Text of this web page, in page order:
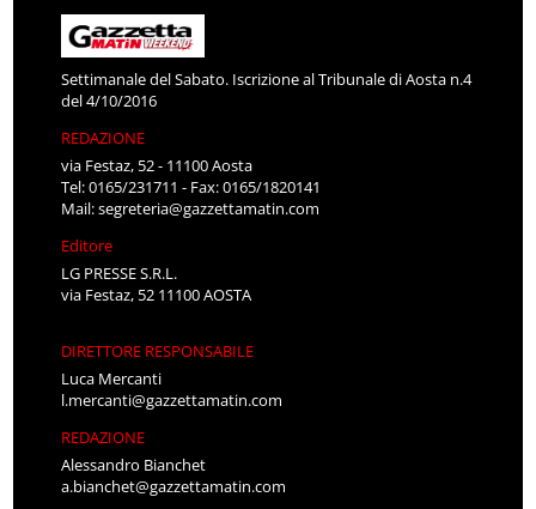
Settimanale del Sabato. Iscrizione al Tribunale di Aosta n.4
del 4/10/2016
REDAZIONE
via Festaz, 52 - 11100 Aosta
Tel: 0165/231711 - Fax: 0165/1820141
Mail:segreteria@gazzettamatin.com
Editore
LG PRESSE S.R.L.
via Festaz, 52 11100 AOSTA
DIRETTORE RESPONSABILE
Luca Mercanti
l.mercanti@gazzettamatin.com
REDAZIONE
Alessandro Bianchet
a.bianchet@gazzettamatin.com